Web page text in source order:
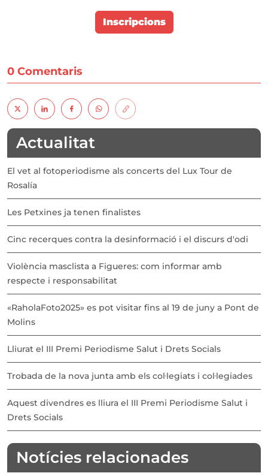
Inscripcions
0 Comentaris
Actualitat
El vet al fotoperiodisme als concerts del Lux Tour de
Rosalía
Les Petxines ja tenen finalistes
Cinc recerques contra la desinformació i el discurs d'odi
Violència masclista a Figueres: com informar amb
respecte i responsabilitat
«RaholaFoto2025» es pot visitar fins al 19 de juny a Pont de
Molins
Lliurat el III Premi Periodisme Salut i Drets Socials
Trobada de la nova junta amb els col·legiats i col·legiades
Aquest divendres es lliura el III Premi Periodisme Salut i
Drets Socials
Notícies relacionades